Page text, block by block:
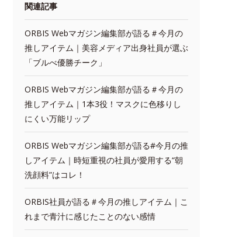
関連記事
ORBIS Webマガジン編集部が語る＃今月の
推しアイテム｜美容メディア出身社員が選ぶ
「ブルべ優勝チーク」
ORBIS Webマガジン編集部が語る＃今月の
推しアイテム｜1本3役！マスクに色移りし
にくい万能リップ
ORBIS Webマガジン編集部が語る#今月の推
しアイテム｜時短重視の社員が愛用する“朝
洗顔料”はコレ！
ORBIS社員が語る＃今月の推しアイテム｜こ
れまで青汁に感じたことのない感情